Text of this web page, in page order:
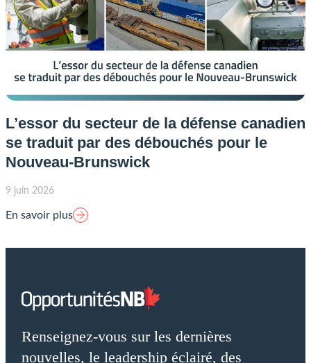
L’essor du secteur de la défense canadien
se traduit par des débouchés pour le
Nouveau-Brunswick
9 juin 2026
En savoir plus
Lien
page
Renseignez-vous sur les dernières
nouvelles, le leadership éclairé, des